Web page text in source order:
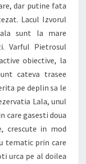
dar putine fata
Lacul Izvorul
sunt la mare
Varful Pietrosul
obiective, la
cateva trasee
pe deplin sa le
Lala, unul
care gasesti doua
crescute in mod
tematic prin care
urca pe al doilea